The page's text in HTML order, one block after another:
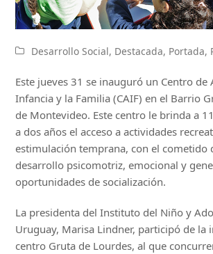
Desarrollo Social, Destacada, Portada,
Este jueves 31 se inauguró un Centro de
Infancia y la Familia (CAIF) en el Barrio
de Montevideo. Este centro le brinda a
a dos años el acceso a actividades
estimulación temprana, con el cometido
desarrollo psicomotriz, emocional y
oportunidades de socialización.
La presidenta del Instituto del Niño y
Uruguay, Marisa Lindner, participó de la
centro Gruta de Lourdes, al que